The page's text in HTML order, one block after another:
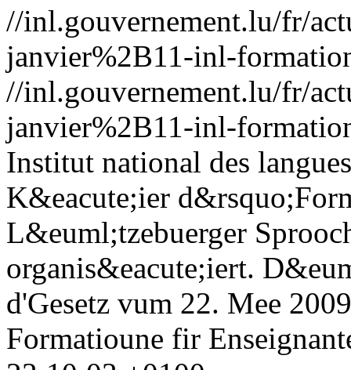
//inl.gouvernement.lu/fr/
janvier%2B11-inl-
//inl.gouvernement.lu/fr/
janvier%2B11-inl-
Institut national des
K&eacute;ier
L&euml;tzebuerger
organis&eacute;iert.
d'Gesetz vum 22. Mee
Formatioune fir